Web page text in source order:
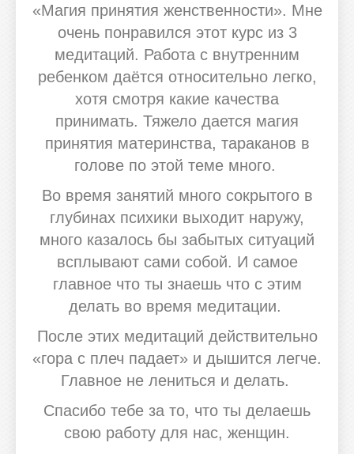
«Магия принятия женственности». Мне
очень понравился этот курс из 3
медитаций. Работа с внутренним
ребенком даётся относительно легко,
хотя смотря какие качества
принимать. Тяжело дается магия
принятия материнства, тараканов в
голове по этой теме много.
Во время занятий много сокрытого в
глубинах психики выходит наружу,
много казалось бы забытых ситуаций
всплывают сами собой. И самое
главное что ты знаешь что с этим
делать во время медитации.
После этих медитаций действительно
«гора с плеч падает» и дышится легче.
Главное не лениться и делать.
Спасибо тебе за то, что ты делаешь
свою работу для нас, женщин.